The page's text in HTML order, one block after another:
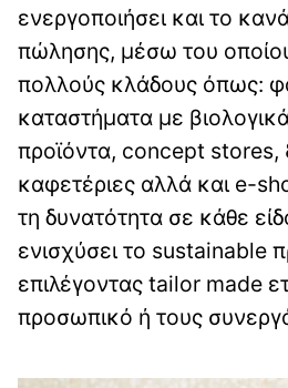
ενεργοποιήσει και το
πώλησης, μέσω του
πολλούς κλάδους όπως:
καταστήματα με
προϊόντα, concept stores,
καφετέριες αλλά και e-
τη δυνατότητα σε κάθε
ενισχύσει το sustainable
επιλέγοντας tailor made
προσωπικό ή τους